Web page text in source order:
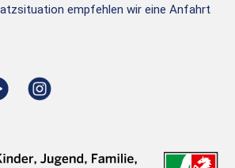
empfehlen wir eine Anfahrt